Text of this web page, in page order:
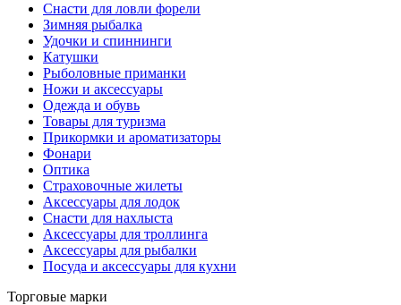
Снасти для ловли форели
Зимняя рыбалка
Удочки и спиннинги
Катушки
Рыболовные приманки
Ножи и аксессуары
Одежда и обувь
Товары для туризма
Прикормки и ароматизаторы
Фонари
Оптика
Страховочные жилеты
Аксессуары для лодок
Снасти для нахлыста
Аксессуары для троллинга
Аксессуары для рыбалки
Посуда и аксессуары для кухни
Торговые марки